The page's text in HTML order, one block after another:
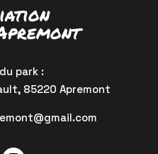
park :
85220 Apremont